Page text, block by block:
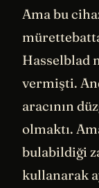
Ama bu
Hasselblad
vermişti.
aracının
olmaktı.
bulabildiği
kullanarak